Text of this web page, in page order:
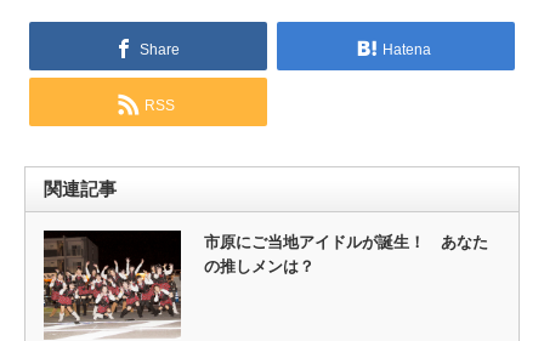
Share Hatena
RSS
関連記事
市原にご当地アイドルが誕生！ あなた
の推しメンは？